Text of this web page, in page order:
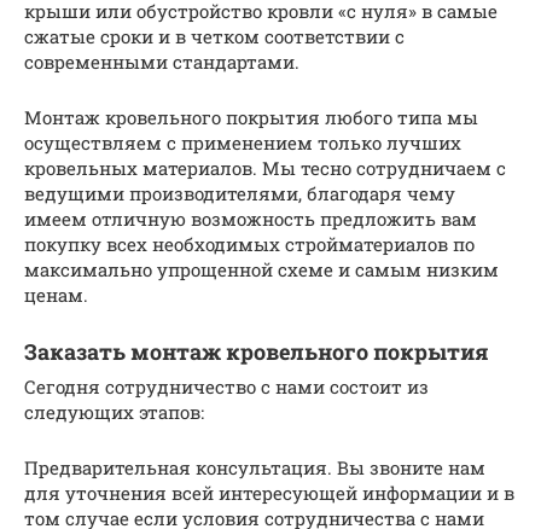
крыши или обустройство кровли «с нуля» в самые
сжатые сроки и в четком соответствии с
современными стандартами.
Монтаж кровельного покрытия любого типа мы
осуществляем с применением только лучших
кровельных материалов. Мы тесно сотрудничаем с
ведущими производителями, благодаря чему
имеем отличную возможность предложить вам
покупку всех необходимых стройматериалов по
максимально упрощенной схеме и самым низким
ценам.
Заказать монтаж кровельного покрытия
Сегодня сотрудничество с нами состоит из
следующих этапов:
Предварительная консультация. Вы звоните нам
для уточнения всей интересующей информации и в
том случае если условия сотрудничества с нами